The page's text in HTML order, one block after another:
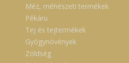
Méz, méhészeti termékek
Pékáru
Tej és tejtermékek
Gyógynövények
Zöldség